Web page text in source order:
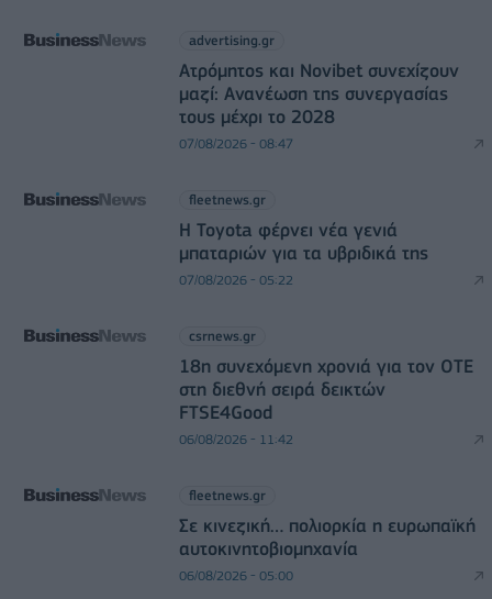
advertising.gr
Ατρόμητος και Novibet συνεχίζουν
μαζί: Ανανέωση της συνεργασίας
τους μέχρι το 2028
07/08/2026 - 08:47
fleetnews.gr
Η Toyota φέρνει νέα γενιά
μπαταριών για τα υβριδικά της
07/08/2026 - 05:22
csrnews.gr
18η συνεχόμενη χρονιά για τον ΟΤΕ
στη διεθνή σειρά δεικτών
FTSE4Good
06/08/2026 - 11:42
fleetnews.gr
Σε κινεζική… πολιορκία η ευρωπαϊκή
αυτοκινητοβιομηχανία
06/08/2026 - 05:00